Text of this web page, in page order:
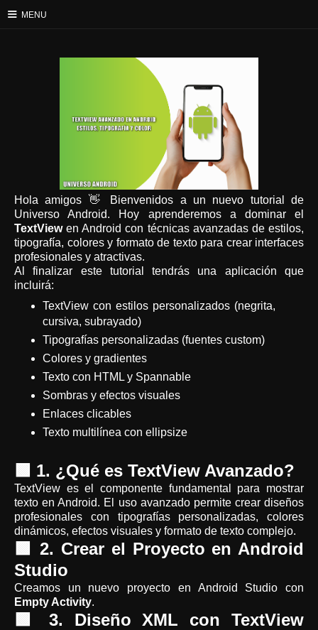
≡ MENU
Hola amigos 👋 Bienvenidos a un nuevo tutorial de
Universo Android. Hoy aprenderemos a dominar el
TextViewen Android con técnicas avanzadas de estilos,
tipografía, colores y formato de texto para crear interfaces
profesionales y atractivas.
Al finalizar este tutorial tendrás una aplicación que
incluirá:
TextView con estilos personalizados (negrita,
cursiva, subrayado)
Tipografías personalizadas (fuentes custom)
Colores y gradientes
Texto con HTML y Spannable
Sombras y efectos visuales
Enlaces clicables
Texto multilínea con ellipsize
🟩 1. ¿Qué es TextView Avanzado?
TextView es el componente fundamental para mostrar
texto en Android. El uso avanzado permite crear diseños
profesionales con tipografías personalizadas, colores
dinámicos, efectos visuales y formato de texto complejo.
🟩 2. Crear el Proyecto en Android
Studio
Creamos un nuevo proyecto en Android Studio con
Empty Activity.
🟩 3. Diseño XML con TextView